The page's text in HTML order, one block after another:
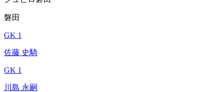
磐田
GK 1
佐藤 史騎
GK 1
川島 永嗣